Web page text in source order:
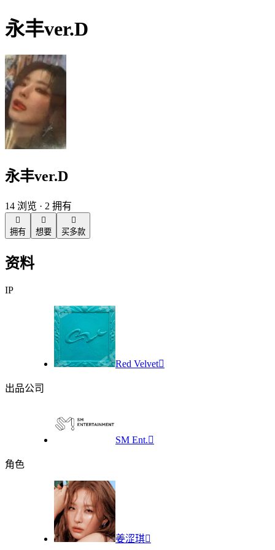
永丰ver.D
永丰ver.D
14 浏览 · 2 拥有

拥有

想要

买多款
资料
IP
Red Velvet
出品公司
SM Ent.
角色
姜涩琪